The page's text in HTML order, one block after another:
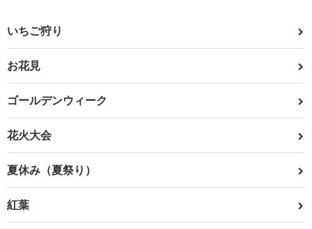
いちご狩り
お花見
ゴールデンウィーク
花火大会
夏休み（夏祭り）
紅葉